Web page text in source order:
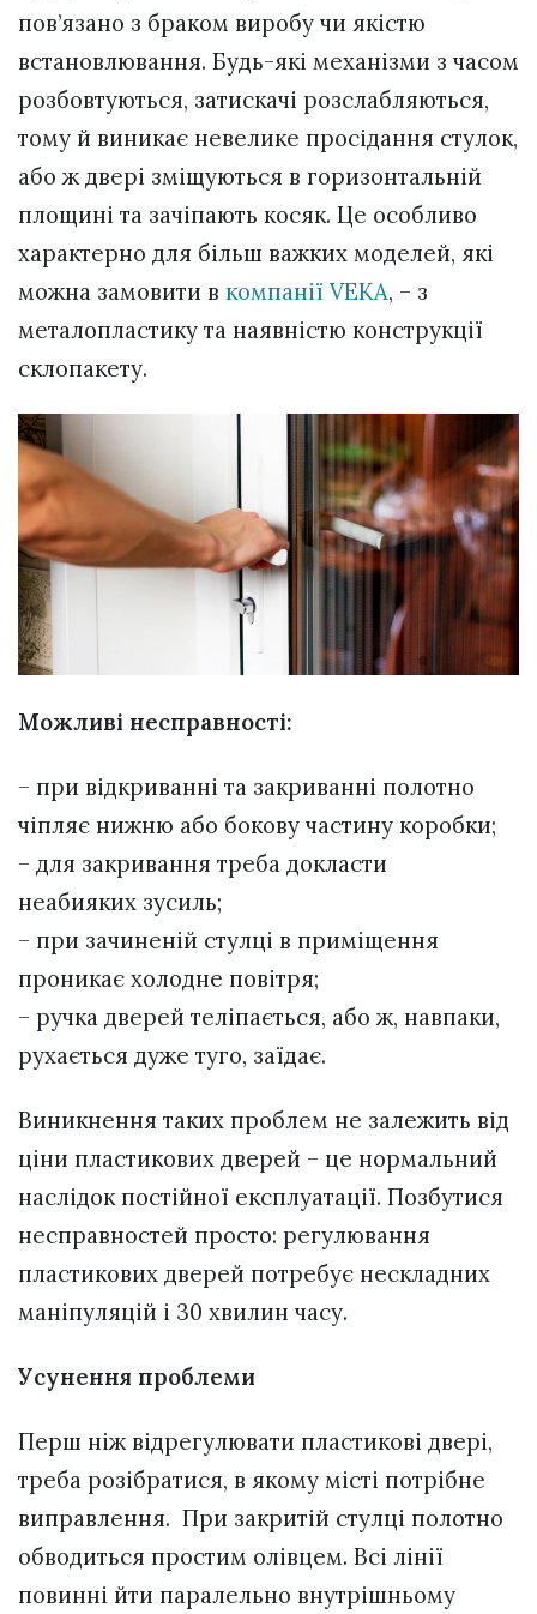
пов’язано з браком виробу чи якістю
встановлювання. Будь-які механізми з часом
розбовтуються, затискачі розслабляються,
тому й виникає невелике просідання стулок,
або ж двері зміщуються в горизонтальній
площині та зачіпають косяк. Це особливо
характерно для більш важких моделей, які
можна замовити в компанії VEKA, – з
металопластику та наявністю конструкції
склопакету.
Можливі несправності:
– при відкриванні та закриванні полотно
чіпляє нижню або бокову частину коробки;
– для закривання треба докласти
неабияких зусиль;
– при зачиненій стулці в приміщення
проникає холодне повітря;
– ручка дверей теліпається, або ж, навпаки,
рухається дуже туго, заїдає.
Виникнення таких проблем не залежить від
ціни пластикових дверей – це нормальний
наслідок постійної експлуатації. Позбутися
несправностей просто: регулювання
пластикових дверей потребує нескладних
маніпуляцій і 30 хвилин часу.
Усунення проблеми
Перш ніж відрегулювати пластикові двері,
треба розібратися, в якому місті потрібне
виправлення. При закритій стулці полотно
обводиться простим олівцем. Всі лінії
повинні йти паралельно внутрішньому